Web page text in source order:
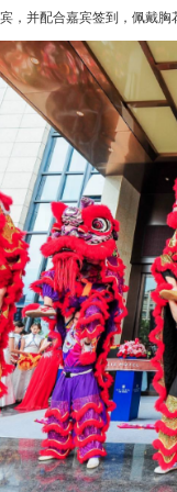
，并配合嘉宾签到，佩戴胸